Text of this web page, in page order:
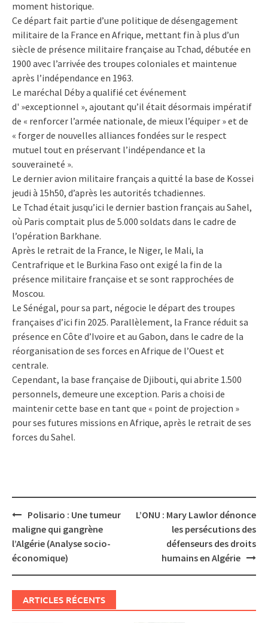
moment historique.
Ce départ fait partie d’une politique de désengagement
militaire de la France en Afrique, mettant fin à plus d’un
siècle de présence militaire française au Tchad, débutée en
1900 avec l’arrivée des troupes coloniales et maintenue
après l’indépendance en 1963.
Le maréchal Déby a qualifié cet événement
d' »exceptionnel », ajoutant qu’il était désormais impératif
de « renforcer l’armée nationale, de mieux l’équiper » et de
« forger de nouvelles alliances fondées sur le respect
mutuel tout en préservant l’indépendance et la
souveraineté ».
Le dernier avion militaire français a quitté la base de Kossei
jeudi à 15h50, d’après les autorités tchadiennes.
Le Tchad était jusqu’ici le dernier bastion français au Sahel,
où Paris comptait plus de 5.000 soldats dans le cadre de
l’opération Barkhane.
Après le retrait de la France, le Niger, le Mali, la
Centrafrique et le Burkina Faso ont exigé la fin de la
présence militaire française et se sont rapprochées de
Moscou.
Le Sénégal, pour sa part, négocie le départ des troupes
françaises d’ici fin 2025. Parallèlement, la France réduit sa
présence en Côte d’Ivoire et au Gabon, dans le cadre de la
réorganisation de ses forces en Afrique de l’Ouest et
centrale.
Cependant, la base française de Djibouti, qui abrite 1.500
personnels, demeure une exception. Paris a choisi de
maintenir cette base en tant que « point de projection »
pour ses futures missions en Afrique, après le retrait de ses
forces du Sahel.
Post
navigation
Polisario : Une tumeur
maligne qui gangrène
l’Algérie (Analyse socio-
économique)
L’ONU : Mary Lawlor dénonce
les persécutions des
défenseurs des droits
humains en Algérie
ARTICLES RÉCENTS